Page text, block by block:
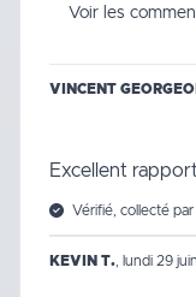
Voir les
VINCENT
Excellent
Vérifié, collecté
KEVIN T. lundi 29